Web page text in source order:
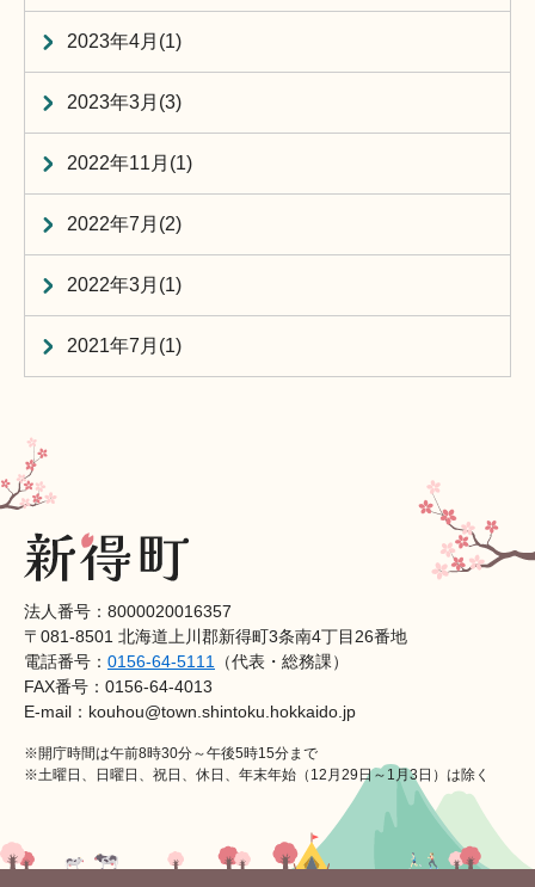
2023年4月(1)
2023年3月(3)
2022年11月(1)
2022年7月(2)
2022年3月(1)
2021年7月(1)
法人番号：8000020016357
〒081-8501 北海道上川郡新得町3条南4丁目26番地
電話番号： 0156-64-5111
（代表・総務課）
FAX番号：0156-64-4013
E-mail：kouhou@town.shintoku.hokkaido.jp
※開庁時間は午前8時30分～午後5時15分まで
※土曜日、日曜日、祝日、休日、年末年始（12月29日～1月3日）は除く